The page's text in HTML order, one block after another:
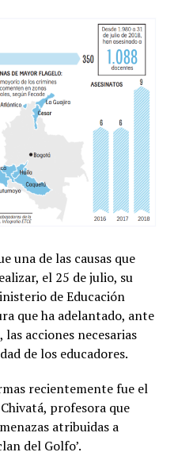
una de las causas que
el 25 de julio, su
de Educación
que ha adelantado, ante
acciones necesarias
de los educadores.
recientemente fue el
profesora que
atribuidas a
del Golfo’.